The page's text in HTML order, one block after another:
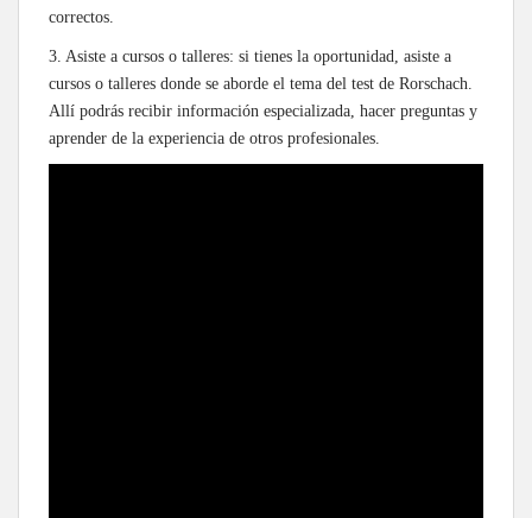
correctos.
3. Asiste a cursos o talleres: si tienes la oportunidad, asiste a
cursos o talleres donde se aborde el tema del test de Rorschach.
Allí podrás recibir información especializada, hacer preguntas y
aprender de la experiencia de otros profesionales.